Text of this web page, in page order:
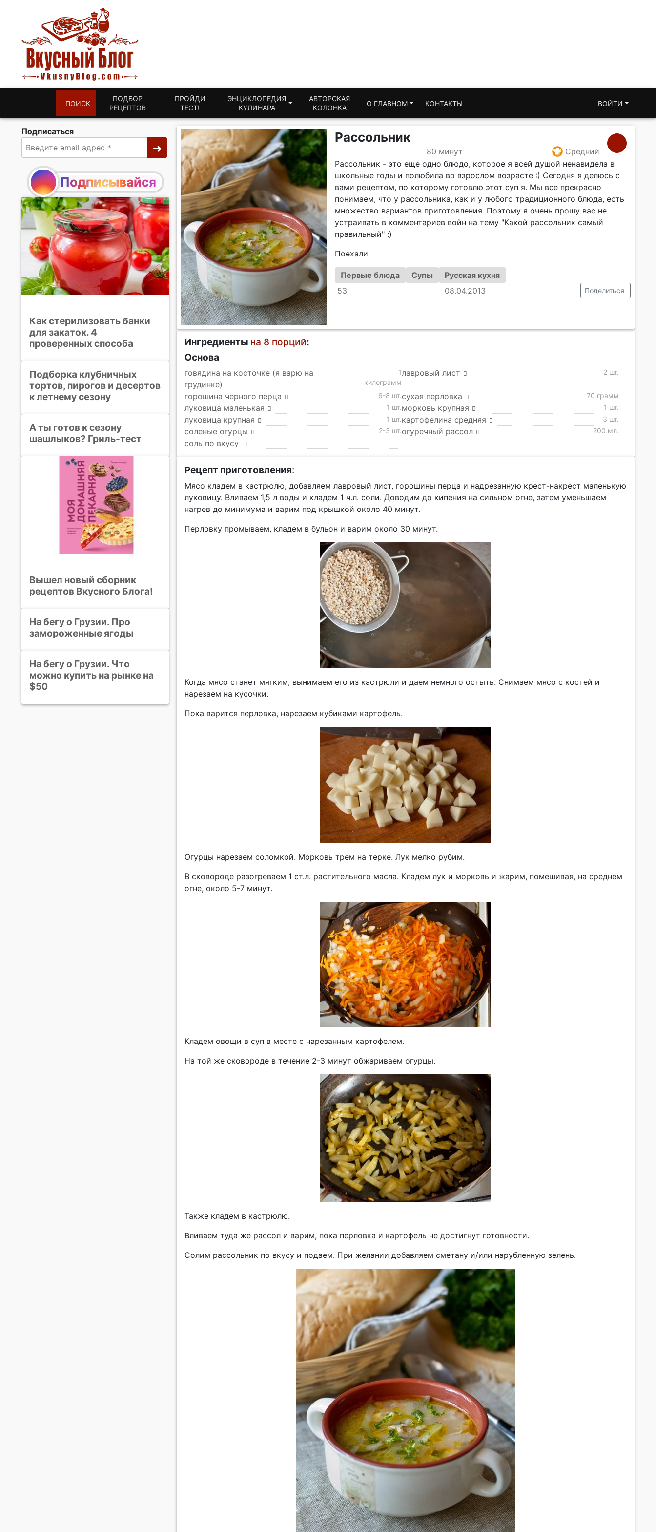
ПОИСК
ПОДБОР
РЕЦЕПТОВ
ПРОЙДИ
ТЕСТ!
ЭНЦИКЛОПЕДИЯ
КУЛИНАРА
АВТОРСКАЯ
КОЛОНКА
О ГЛАВНОМ КОНТАКТЫ ВОЙТИ
Рассольник
80 минут
Средний
Рассольник - это еще одно блюдо, которое я всей душой ненавидела в
школьные годы и полюбила во взрослом возрасте :) Сегодня я делюсь с
вами рецептом, по которому готовлю этот суп я. Мы все прекрасно
понимаем, что у рассольника, как и у любого традиционного блюда, есть
множество вариантов приготовления. Поэтому я очень прошу вас не
устраивать в комментариев войн на тему "Какой рассольник самый
правильный" :)
Поехали!
Первые блюда Супы
Русская кухня
53
08.04.2013 Поделиться
Ингредиенты на 8 порций:
Основа
говядина на косточке (я варю на
грудинке)
1
килограмм
лавровый лист 2 шт.
горошина черного перца 6-8 шт.сухая перловка 70 грамм
луковица маленькая 1 шт.морковь крупная 1 шт.
луковица крупная 1 шт.картофелина средняя 3 шт.
соленые огурцы 2-3 шт.огуречный рассол 200 мл.
соль по вкусу
Рецепт приготовления:
Мясо кладем в кастрюлю, добавляем лавровый лист, горошины перца и надрезанную крест-накрест маленькую
луковицу. Вливаем 1,5 л воды и кладем 1 ч.л. соли. Доводим до кипения на сильном огне, затем уменьшаем
нагрев до минимума и варим под крышкой около 40 минут.
Перловку промываем, кладем в бульон и варим около 30 минут.
Когда мясо станет мягким, вынимаем его из кастрюли и даем немного остыть. Снимаем мясо с костей и
нарезаем на кусочки.
Пока варится перловка, нарезаем кубиками картофель.
Огурцы нарезаем соломкой. Морковь трем на терке. Лук мелко рубим.
В сковороде разогреваем 1 ст.л. растительного масла. Кладем лук и морковь и жарим, помешивая, на среднем
огне, около 5-7 минут.
Кладем овощи в суп в месте с нарезанным картофелем.
На той же сковороде в течение 2-3 минут обжариваем огурцы.
Также кладем в кастрюлю.
Вливаем туда же рассол и варим, пока перловка и картофель не достигнут готовности.
Солим рассольник по вкусу и подаем. При желании добавляем сметану и/или нарубленную зелень.
Подписаться
Подписывайся
Как стерилизовать банки
для закаток. 4
проверенных способа
Подборка клубничных
тортов, пирогов и десертов
к летнему сезону
А ты готов к сезону
шашлыков? Гриль-тест
Вышел новый сборник
рецептов Вкусного Блога!
На бегу о Грузии. Про
замороженные ягоды
На бегу о Грузии. Что
можно купить на рынке на
$50